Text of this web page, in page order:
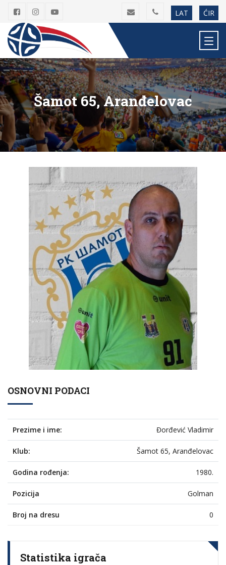
LAT ĆIR
Šamot 65, Aranđelovac
OSNOVNI PODACI
Prezime i ime: Đorđević Vladimir
Klub: Šamot 65, Aranđelovac
Godina rođenja: 1980.
Pozicija Golman
Broj na dresu 0
Statistika igrača